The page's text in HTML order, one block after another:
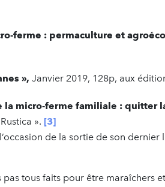
ferme : permaculture et
», Janvier 2019, 128p, aux
la micro-ferme familiale : quitter
». [3]
l’occasion de la sortie de son dernier
pas tous faits pour être maraîchers